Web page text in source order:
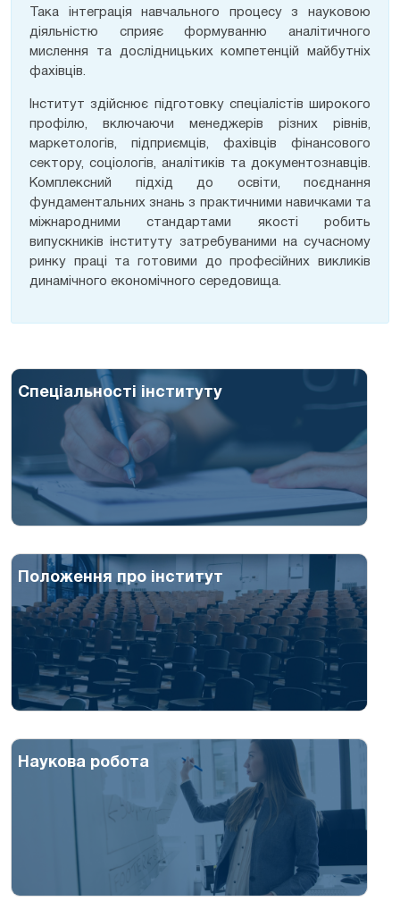
Така інтеграція навчального процесу з науковою
діяльністю сприяє формуванню аналітичного
мислення та дослідницьких компетенцій майбутніх
фахівців.
Інститут здійснює підготовку спеціалістів широкого
профілю, включаючи менеджерів різних рівнів,
маркетологів, підприємців, фахівців фінансового
сектору, соціологів, аналітиків та документознавців.
Комплексний підхід до освіти, поєднання
фундаментальних знань з практичними навичками та
міжнародними стандартами якості робить
випускників інституту затребуваними на сучасному
ринку праці та готовими до професійних викликів
динамічного економічного середовища.
Спеціальності інституту
Положення про інститут
Наукова робота